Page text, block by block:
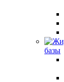
базы